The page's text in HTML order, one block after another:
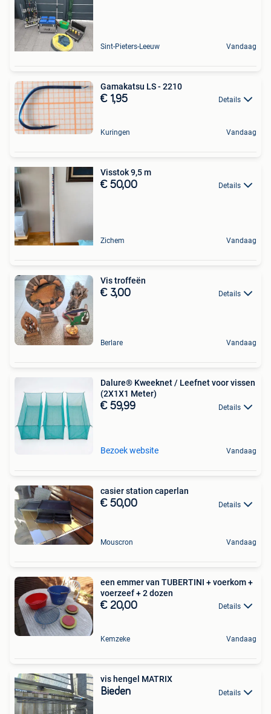
Sint-Pieters-Leeuw Vandaag
Gamakatsu LS - 2210
€ 1,95 Details
Kuringen Vandaag
Visstok 9,5 m
€ 50,00 Details
Zichem Vandaag
Vis troffeën
€ 3,00 Details
Berlare Vandaag
Dalure® Kweeknet / Leefnet voor vissen
(2X1X1 Meter)
€ 59,99 Details
Bezoek website Vandaag
casier station caperlan
€ 50,00 Details
Mouscron Vandaag
een emmer van TUBERTINI + voerkom +
voerzeef + 2 dozen
€ 20,00 Details
Kemzeke Vandaag
vis hengel MATRIX
Bieden Details